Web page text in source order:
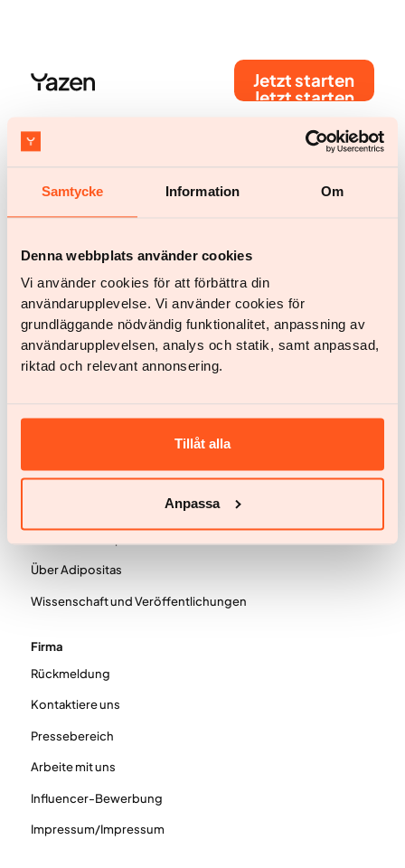
Samtycke Information Om
Denna webbplats använder cookies
Vi använder cookies för att förbättra din
användarupplevelse. Vi använder cookies för
grundläggande nödvändig funktionalitet, anpassning av
användarupplevelsen, analys och statik, samt anpassad,
riktad och relevant annonsering.
Tillåt alla
Anpassa
Jetzt starten
Jetzt starten
Hast du noch Fragen?
Antworte innerhalb von 24
Unser Service
Frau
Mann
Dein Team
BMI-Rechner
Erfahrungsberichte
Häufig gestellte Fragen
Über Adipositas
Wissenschaft und Veröffentlichungen
Firma
Rückmeldung
Kontaktiere uns
Pressebereich
Arbeite mit uns
Influencer-Bewerbung
Impressum/Impressum